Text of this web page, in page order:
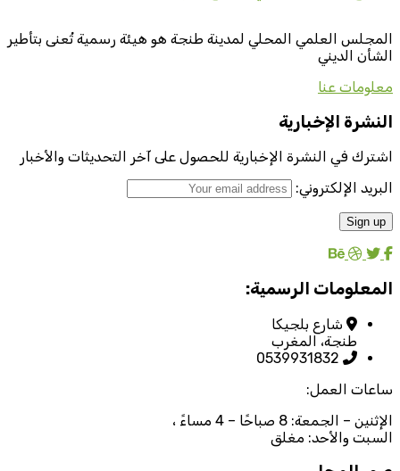
المجلس العلمي المحلي لمدينة طنجة هو هيئة رسمية تُعنى بتأطير
الشأن الديني
معلومات عنا
النشرة الإخبارية
اشترك في النشرة الإخبارية للحصول على آخر التحديثات والأخبار
البريد الإلكتروني:
المعلومات الرسمية:
شارع بلجيكا
طنجة، المغرب
0539931832
ساعات العمل:
الإثنين – الجمعة: 8 صباحًا – 4 مساءً ،
السبت والأحد: مغلق